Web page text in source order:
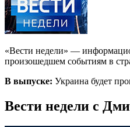
«Вести недели» —
произошедшем событиям в
В выпуске: Украина будет
Вести недели с